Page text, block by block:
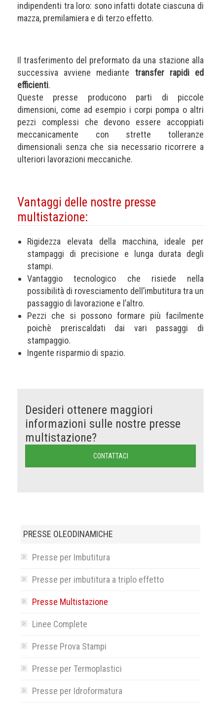
indipendenti tra loro: sono infatti dotate ciascuna di
mazza, premilamiera e di terzo effetto.
Il trasferimento del preformato da una stazione alla
successiva avviene mediante transfer rapidi ed
efficienti.
Queste presse producono parti di piccole
dimensioni, come ad esempio i corpi pompa o altri
pezzi complessi che devono essere accoppiati
meccanicamente con strette tolleranze
dimensionali senza che sia necessario ricorrere a
ulteriori lavorazioni meccaniche.
Vantaggi delle nostre presse
multistazione:
Rigidezza elevata della macchina, ideale per
stampaggi di precisione e lunga durata degli
stampi.
Vantaggio tecnologico che risiede nella
possibilità di rovesciamento dell’imbutitura tra un
passaggio di lavorazione e l’altro.
Pezzi che si possono formare più facilmente
poichè preriscaldati dai vari passaggi di
stampaggio.
Ingente risparmio di spazio.
Desideri ottenere maggiori
informazioni sulle nostre presse
multistazione?
CONTATTACI
PRESSE OLEODINAMICHE
Presse per Imbutitura
Presse per imbutitura a triplo effetto
Presse Multistazione
Linee Complete
Presse Prova Stampi
Presse per Termoplastici
Presse per Idroformatura